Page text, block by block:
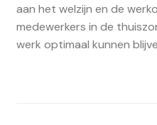
aan het welzijn en de
medewerkers in de
werk optimaal kunnen